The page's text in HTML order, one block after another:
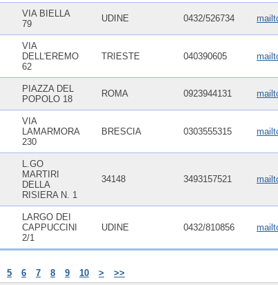
VIA BIELLA
79
UDINE 0432/526734
VIA
DELL'EREMO
62
TRIESTE 040390605
PIAZZA DEL
POPOLO 18
ROMA 0923944131
VIA
LAMARMORA
230
BRESCIA 0303555315
L.GO
MARTIRI
DELLA
RISIERA N. 1
34148 3493157521
LARGO DEI
CAPPUCCINI
2/1
UDINE 0432/810856
5 6 7 8 9 10 > >>